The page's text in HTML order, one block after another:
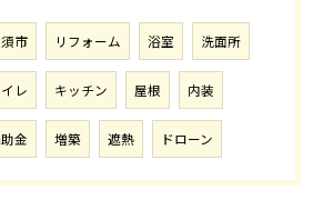
市 リフォーム 浴室 洗面所
イレ キッチン 屋根 内装
金 増築 遮熱 ドローン